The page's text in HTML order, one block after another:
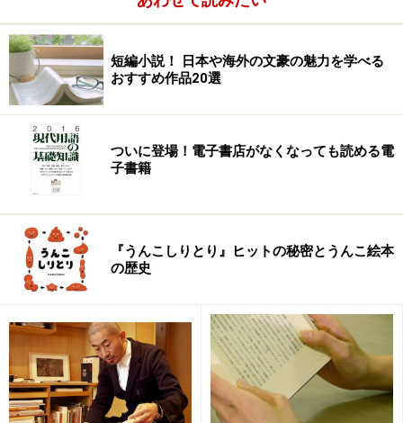
短編小説！ 日本や海外の文豪の魅力を学べる
おすすめ作品20選
ついに登場！電子書店がなくなっても読める電
子書籍
『うんこしりとり』ヒットの秘密とうんこ絵本
の歴史